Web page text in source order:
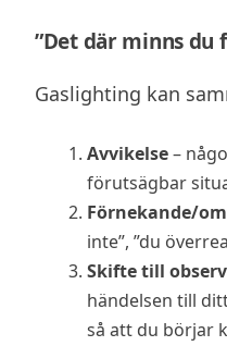
”Det där minns du
Gaslighting kan
Avvikelse–
förutsägbar
Förnekande/
inte”, ”du
Skifte till
händelsen till
så att du börjar